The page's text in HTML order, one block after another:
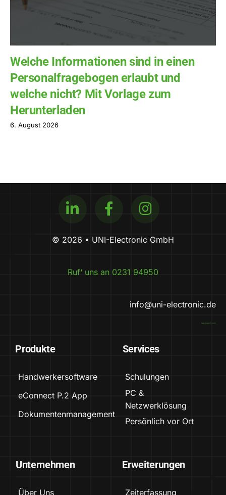
Welche Informationen sind in einen
Personalfragebogen erlaubt und
welche nicht? Mit Vorlage zum
Herunterladen
6. August 2026
Produkte
Handwerkersoftware
eConnect P.2 App
Dokumentenmanagement
Services
Schulungen
PC &
Netzwerklösung
Persönlich vor Ort
Erweiterungen
Zeiterfassung
Unternehmen
Über Uns
© 2026 • UNI-Electronic GmbH
Ruf‘ uns an 0231 94950
info@uni-electronic.de
www.magnific.com